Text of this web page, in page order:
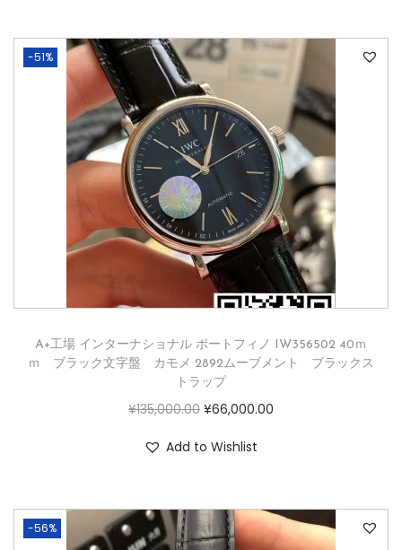
-51%
A+工場 インターナショナル ポートフィノ IW356502 40ｍ
ｍ ブラック文字盤 カモメ 2892ムーブメント ブラックス
トラップ
¥135,000.00 ¥66,000.00
Add to Wishlist
-56%